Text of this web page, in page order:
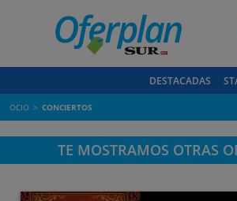
DESTACADAS
OCIO CONCIERTOS
TE MOSTRAMOS OTRAS